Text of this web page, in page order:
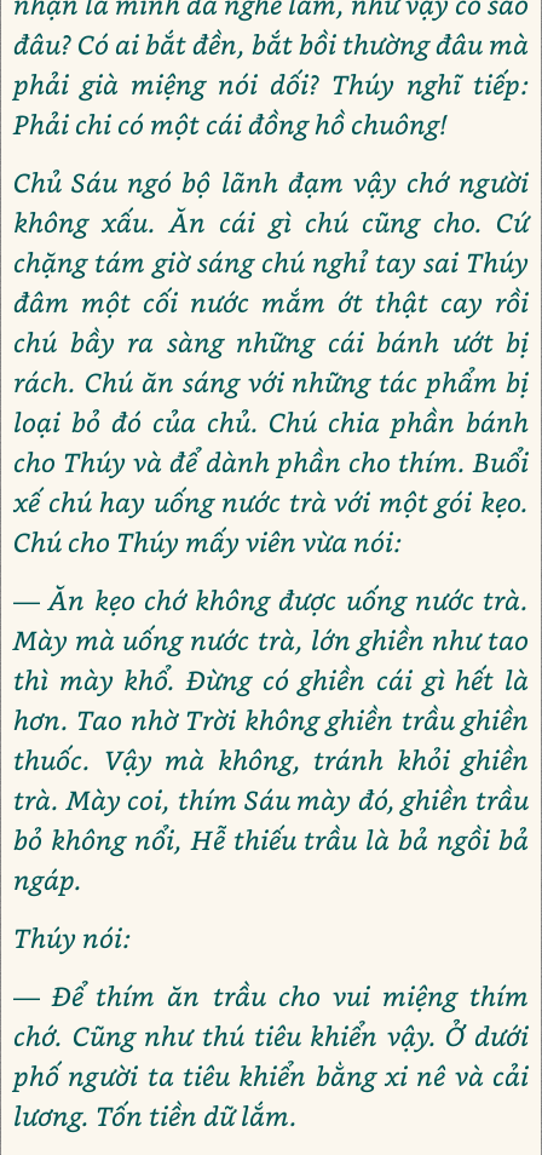
đâu? Có ai bắt đền, bắt bồi thường đâu mà
phải già miệng nói dối? Thúy nghĩ tiếp:
Phải chi có một cái đồng hồ chuông!
Chủ Sáu ngó bộ lãnh đạm vậy chớ người
không xấu. Ăn cái gì chú cũng cho. Cứ
chặng tám giờ sáng chú nghỉ tay sai Thúy
đâm một cối nước mắm ớt thật cay rồi
chú bầy ra sàng những cái bánh ướt bị
rách. Chú ăn sáng với những tác phẩm bị
loại bỏ đó của chủ. Chú chia phần bánh
cho Thúy và để dành phần cho thím. Buổi
xế chú hay uống nước trà với một gói kẹo.
Chú cho Thúy mấy viên vừa nói:
— Ăn kẹo chớ không được uống nước trà.
Mày mà uống nước trà, lớn ghiền như tao
thì mày khổ. Đừng có ghiền cái gì hết là
hơn. Tao nhờ Trời không ghiền trầu ghiền
thuốc. Vậy mà không, tránh khỏi ghiền
trà. Mày coi, thím Sáu mày đó, ghiền trầu
bỏ không nổi, Hễ thiếu trầu là bả ngồi bả
ngáp.
Thúy nói:
— Để thím ăn trầu cho vui miệng thím
chớ. Cũng như thú tiêu khiển vậy. Ở dưới
phố người ta tiêu khiển bằng xi nê và cải
lương. Tốn tiền dữ lắm.